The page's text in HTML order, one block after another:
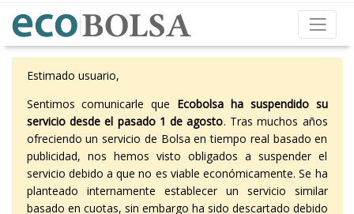
Estimado usuario,
Sentimos comunicarle que Ecobolsa ha suspendido su
servicio desde el pasado 1 de agosto. Tras muchos años
ofreciendo un servicio de Bolsa en tiempo real basado en
publicidad, nos hemos visto obligados a suspender el
servicio debido a que no es viable económicamente. Se ha
planteado internamente establecer un servicio similar
basado en cuotas, sin embargo ha sido descartado debido